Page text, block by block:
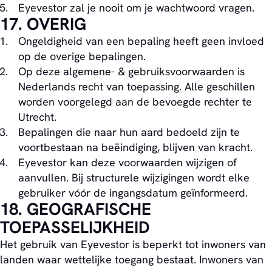
Eyevestor zal je nooit om je wachtwoord vragen.
17. OVERIG
Ongeldigheid van een bepaling heeft geen invloed
op de overige bepalingen.
Op deze algemene- & gebruiksvoorwaarden is
Nederlands recht van toepassing. Alle geschillen
worden voorgelegd aan de bevoegde rechter te
Utrecht.
Bepalingen die naar hun aard bedoeld zijn te
voortbestaan na beëindiging, blijven van kracht.
Eyevestor kan deze voorwaarden wijzigen of
aanvullen. Bij structurele wijzigingen wordt elke
gebruiker vóór de ingangsdatum geïnformeerd.
18. GEOGRAFISCHE
TOEPASSELIJKHEID
Het gebruik van Eyevestor is beperkt tot inwoners van
landen waar wettelijke toegang bestaat. Inwoners van